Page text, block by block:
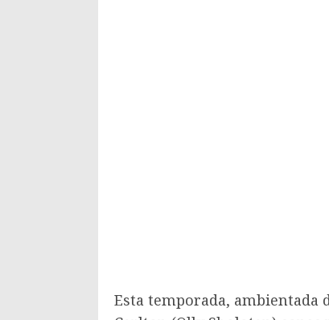
Esta temporada, ambientada